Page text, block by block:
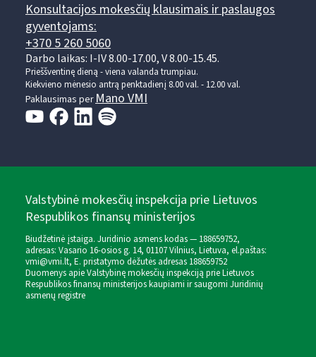
Konsultacijos mokesčių klausimais ir paslaugos
gyventojams:
+370 5 260 5060
Darbo laikas: I-IV 8.00-17.00, V 8.00-15.45.
Prieššventinę dieną - viena valanda trumpiau.
Kiekvieno mėnesio antrą penktadienį 8.00 val. - 12.00 val.
Paklausimas perMano VMI
Valstybinė mokesčių inspekcija prie Lietuvos
Respublikos finansų ministerijos
Biudžetinė įstaiga. Juridinio asmens kodas — 188659752,
adresas: Vasario 16-osios g. 14, 01107 Vilnius, Lietuva, el.paštas:
vmi@vmi.lt, E. pristatymo dėžutės adresas 188659752
Duomenys apie Valstybinę mokesčių inspekciją prie Lietuvos
Respublikos finansų ministerijos kaupiami ir saugomi Juridinių
asmenų registre